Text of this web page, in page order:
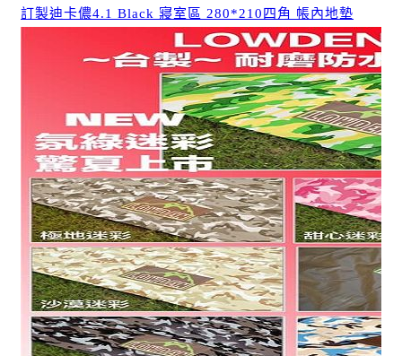
訂製迪卡儂4.1 Black 寢室區 280*210四角 帳內地墊